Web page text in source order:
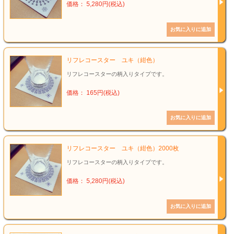
価格： 5,280円(税込)
リフレコースター ユキ（紺色）
リフレコースターの柄入りタイプです。
価格： 165円(税込)
リフレコースター ユキ（紺色）2000枚
リフレコースターの柄入りタイプです。
価格： 5,280円(税込)